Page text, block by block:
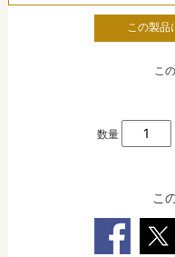
この製
こ
数量
こ